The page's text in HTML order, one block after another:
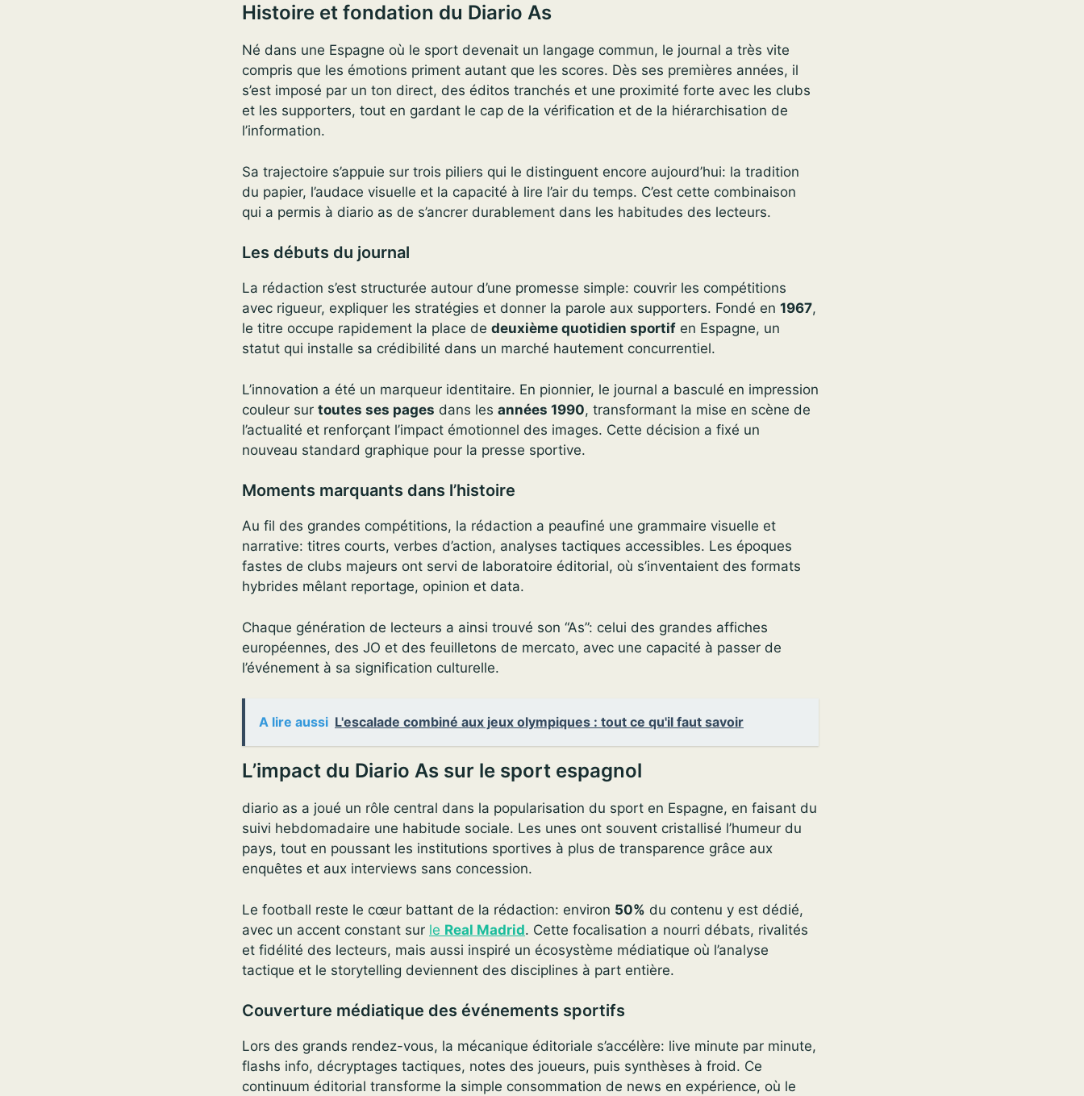
Histoire et fondation du Diario As
Né dans une Espagne où le sport devenait un langage commun, le journal a très vite
compris que les émotions priment autant que les scores. Dès ses premières années, il
s’est imposé par un ton direct, des éditos tranchés et une proximité forte avec les clubs
et les supporters, tout en gardant le cap de la vérification et de la hiérarchisation de
l’information.
Sa trajectoire s’appuie sur trois piliers qui le distinguent encore aujourd’hui: la tradition
du papier, l’audace visuelle et la capacité à lire l’air du temps. C’est cette combinaison
qui a permis à diario as de s’ancrer durablement dans les habitudes des lecteurs.
Les débuts du journal
La rédaction s’est structurée autour d’une promesse simple: couvrir les compétitions
avec rigueur, expliquer les stratégies et donner la parole aux supporters. Fondé en 1967,
le titre occupe rapidement la place de deuxième quotidien sportif en Espagne, un
statut qui installe sa crédibilité dans un marché hautement concurrentiel.
L’innovation a été un marqueur identitaire. En pionnier, le journal a basculé en impression
couleur sur toutes ses pages dans les années 1990, transformant la mise en scène de
l’actualité et renforçant l’impact émotionnel des images. Cette décision a fixé un
nouveau standard graphique pour la presse sportive.
Moments marquants dans l’histoire
Au fil des grandes compétitions, la rédaction a peaufiné une grammaire visuelle et
narrative: titres courts, verbes d’action, analyses tactiques accessibles. Les époques
fastes de clubs majeurs ont servi de laboratoire éditorial, où s’inventaient des formats
hybrides mêlant reportage, opinion et data.
Chaque génération de lecteurs a ainsi trouvé son “As”: celui des grandes affiches
européennes, des JO et des feuilletons de mercato, avec une capacité à passer de
l’événement à sa signification culturelle.
A lire aussi L'escalade combiné aux jeux olympiques : tout ce qu'il faut savoir
L’impact du Diario As sur le sport espagnol
diario as a joué un rôle central dans la popularisation du sport en Espagne, en faisant du
suivi hebdomadaire une habitude sociale. Les unes ont souvent cristallisé l’humeur du
pays, tout en poussant les institutions sportives à plus de transparence grâce aux
enquêtes et aux interviews sans concession.
Le football reste le cœur battant de la rédaction: environ 50% du contenu y est dédié,
avec un accent constant sur le Real Madrid. Cette focalisation a nourri débats, rivalités
et fidélité des lecteurs, mais aussi inspiré un écosystème médiatique où l’analyse
tactique et le storytelling deviennent des disciplines à part entière.
Couverture médiatique des événements sportifs
Lors des grands rendez-vous, la mécanique éditoriale s’accélère: live minute par minute,
flashs info, décryptages tactiques, notes des joueurs, puis synthèses à froid. Ce
continuum éditorial transforme la simple consommation de news en expérience, où le